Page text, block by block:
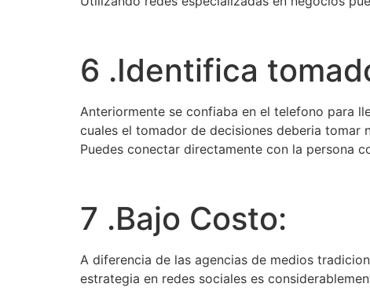
6 .Identifica
Anteriormente se confiaba en el telefono para
cuales el tomador de decisiones deberia tomar
Puedes conectar directamente con la persona
7 .Bajo Costo:
A diferencia de las agencias de medios
estrategia en redes sociales es